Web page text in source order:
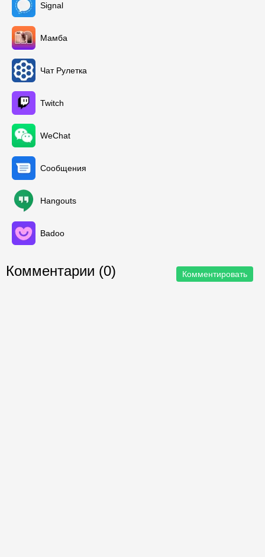
Signal
Мамба
Чат Рулетка
Twitch
WeChat
Сообщения
Hangouts
Badoo
Комментарии (0) Комментировать